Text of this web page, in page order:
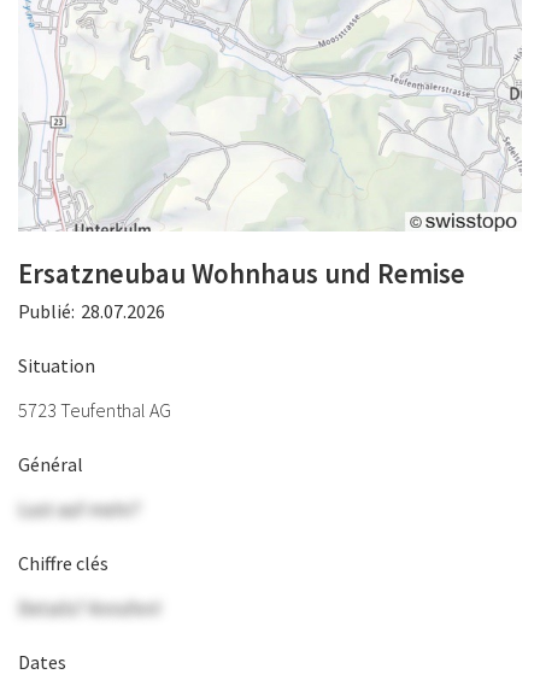
Ersatzneubau Wohnhaus und Remise
Publié: 28.07.2026
Situation
5723 Teufenthal AG
Général
Lust auf mehr?
Chiffre clés
Details? Anrufen!
Dates